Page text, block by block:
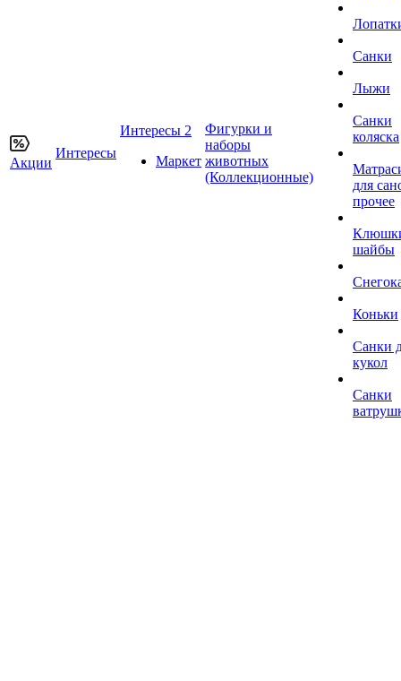
Акции
Интересы
Интересы 2
Маркет
Фигурки и
наборы
животных
(Коллекционные)
Санки
Лыжи
Санки
коляска
для
прочее
шайбы
Коньки
Санки
кукол
Санки